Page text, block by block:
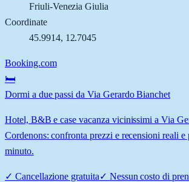
Friuli-Venezia Giulia
Coordinate
45.9914, 12.7045
Booking.com
🛏️
Dormi a due passi da Via Gerardo Bianchet
Hotel, B&B e case vacanza vicinissimi a Via
Cordenons: confronta prezzi e recensioni reali e
minuto.
✓ Cancellazione gratuita✓ Nessun costo di